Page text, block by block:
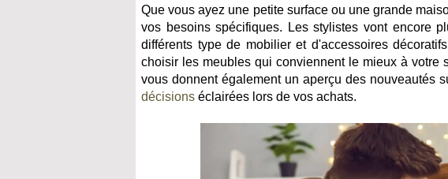
Que vous ayez une petite surface ou une grande
vos besoins spécifiques. Les stylistes vont encore
différents type de mobilier et d'accessoires
choisir les meubles qui conviennent le mieux à votre
vous donnent également un aperçu des nouveautés
décisions éclairées lors de vos achats.